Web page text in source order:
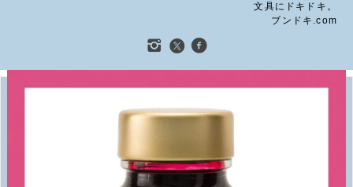
文具にドキドキ。
ブンドキ.com